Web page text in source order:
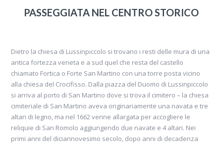
PASSEGGIATA NEL CENTRO STORICO
Dietro la chiesa di Lussinpiccolo si trovano i resti delle mura di una
antica fortezza veneta e a sud quel che resta del castello
chiamato Fortica o Forte San Martino con una torre posta vicino
alla chiesa del Crocifisso. Dalla piazza del Duomo di Lussinpiccolo
si arriva al porto di San Martino dove si trova il cimitero – la chiesa
cimiteriale di San Martino aveva originariamente una navata e tre
altari di legno, ma nel 1662 venne allargata per accogliere le
reliquie di San Romolo aggiungendo due navate e 4 altari. Nei
primi anni del diciannovesimo secolo, dopo anni di decadenza